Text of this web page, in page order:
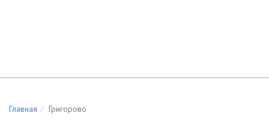
Главная Григорово